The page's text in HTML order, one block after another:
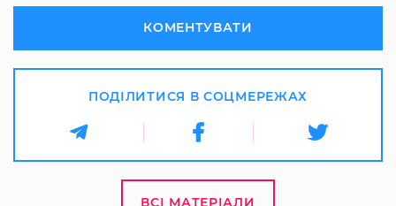
КОМЕНТУВАТИ
ПОДІЛИТИСЯ В СОЦМЕРЕЖАХ
ВСІ МАТЕРІАЛИ